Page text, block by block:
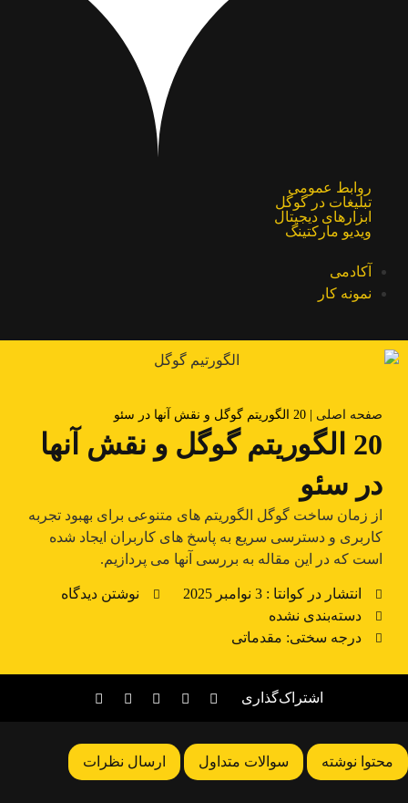
روابط عمومی
تبلیغات در گوگل
ابزارهای دیجیتال
ویدیو مارکتینگ
آکادمی
نمونه کار
صفحه اصلی 20 الگوریتم گوگل و نقش آنها در سئو
20 الگوریتم گوگل و نقش آنها
در سئو
از زمان ساخت گوگل الگوریتم های متنوعی برای بهبود تجربه
کاربری و دسترسی سریع به پاسخ های کاربران ایجاد شده
است که در این مقاله به بررسی آنها می پردازیم.
انتشار در کوانتا : 3 نوامبر 2025
نوشتن دیدگاه
دسته‌بندی نشده
درجه سختی: مقدماتی
اشتراک‌گذاری
محتوا نوشته سوالات متداول ارسال نظرات